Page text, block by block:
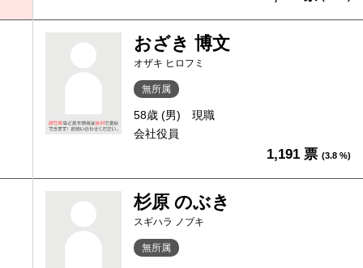
おざき 博文
オザキ ヒロフミ
無所属
58歳 (男)
現職
会社役員
1,191 票 (3.8 %)
杉原 のぶき
スギハラ ノブキ
無所属